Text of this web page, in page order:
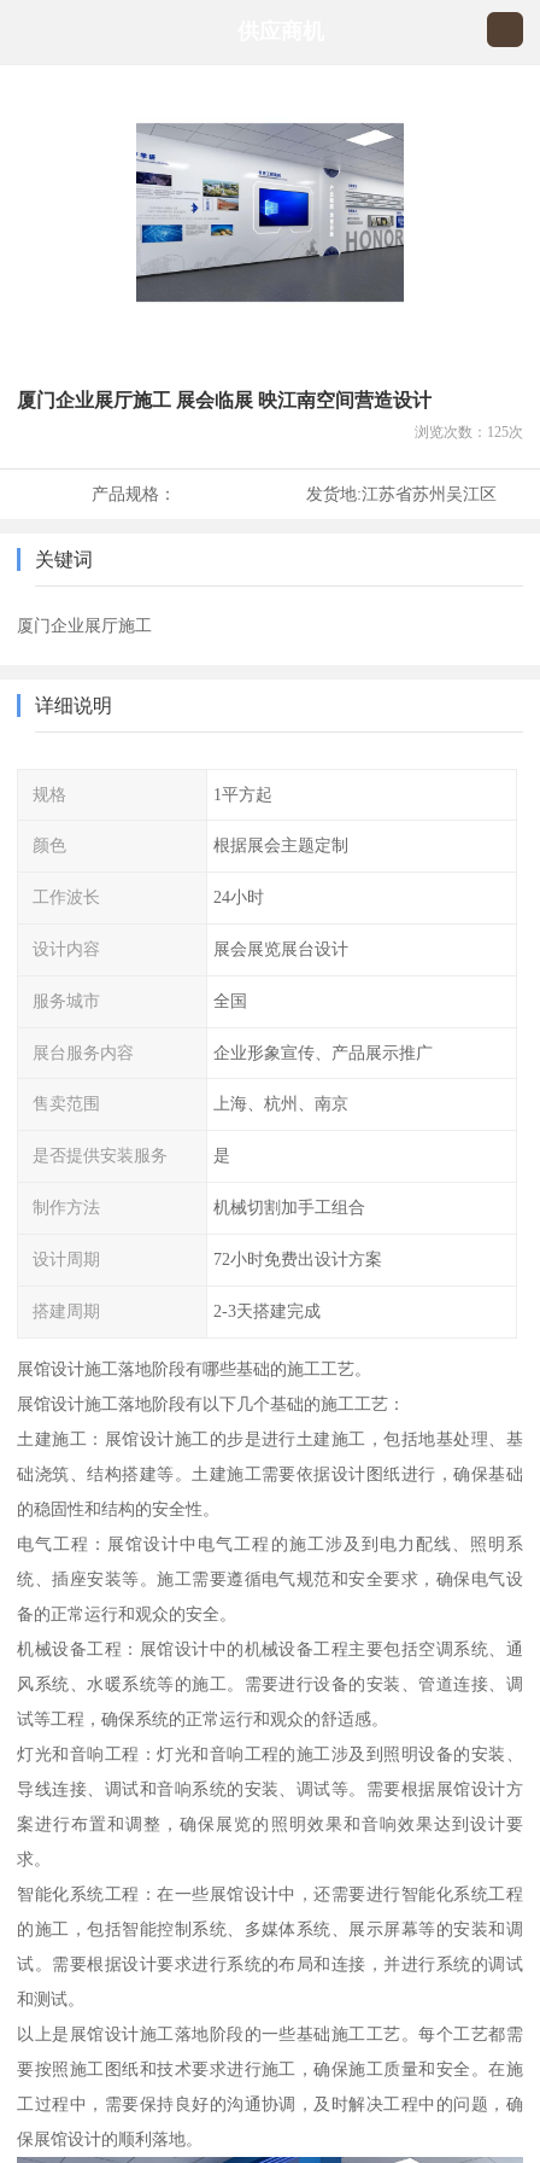
厦门企业展厅施工 展会临展 映江南空间营造设计
浏览次数： 125次
产品规格： 发货地:江苏省苏州吴江区
关键词
厦门企业展厅施工
详细说明
规格 1平方起
颜色 根据展会主题定制
工作波长 24小时
设计内容 展会展览展台设计
服务城市 全国
展台服务内容 企业形象宣传、产品展示推广
售卖范围 上海、杭州、南京
是否提供安装服务 是
制作方法 机械切割加手工组合
设计周期 72小时免费出设计方案
搭建周期 2-3天搭建完成
展馆设计施工落地阶段有哪些基础的施工工艺。
展馆设计施工落地阶段有以下几个基础的施工工艺：
土建施工：展馆设计施工的步是进行土建施工，包括地基处理、基
础浇筑、结构搭建等。土建施工需要依据设计图纸进行，确保基础
的稳固性和结构的安全性。
电气工程：展馆设计中电气工程的施工涉及到电力配线、照明系
统、插座安装等。施工需要遵循电气规范和安全要求，确保电气设
备的正常运行和观众的安全。
机械设备工程：展馆设计中的机械设备工程主要包括空调系统、通
风系统、水暖系统等的施工。需要进行设备的安装、管道连接、调
试等工程，确保系统的正常运行和观众的舒适感。
灯光和音响工程：灯光和音响工程的施工涉及到照明设备的安装、
导线连接、调试和音响系统的安装、调试等。需要根据展馆设计方
案进行布置和调整，确保展览的照明效果和音响效果达到设计要
求。
智能化系统工程：在一些展馆设计中，还需要进行智能化系统工程
的施工，包括智能控制系统、多媒体系统、展示屏幕等的安装和调
试。需要根据设计要求进行系统的布局和连接，并进行系统的调试
和测试。
以上是展馆设计施工落地阶段的一些基础施工工艺。每个工艺都需
要按照施工图纸和技术要求进行施工，确保施工质量和安全。在施
工过程中，需要保持良好的沟通协调，及时解决工程中的问题，确
保展馆设计的顺利落地。